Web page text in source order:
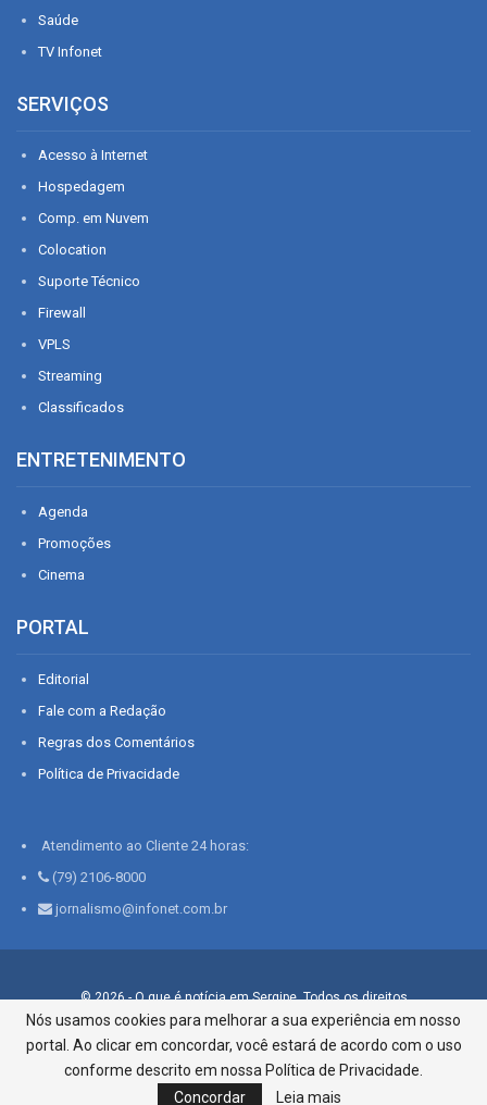
Saúde
TV Infonet
SERVIÇOS
Acesso à Internet
Hospedagem
Comp. em Nuvem
Colocation
Suporte Técnico
Firewall
VPLS
Streaming
Classificados
ENTRETENIMENTO
Agenda
Promoções
Cinema
PORTAL
Editorial
Fale com a Redação
Regras dos Comentários
Política de Privacidade
Atendimento ao Cliente 24 horas:
(79) 2106-8000
jornalismo@infonet.com.br
© 2026 - O que é notícia em Sergipe. Todos os direitos
reservados.
Infonet - Rua Monsenhor Silveira 276, Bairro São José |
Aracaju-SE, CEP 49015-030, Fone: 79.2106.8000 - CI Centro de
Informações LTDA
Nós usamos cookies para melhorar a sua experiência em nosso
portal. Ao clicar em concordar, você estará de acordo com o uso
conforme descrito em nossa Política de Privacidade.
Concordar
Leia mais